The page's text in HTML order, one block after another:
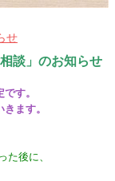
せ
談」 のお知らせ
す。
ます。
後に、